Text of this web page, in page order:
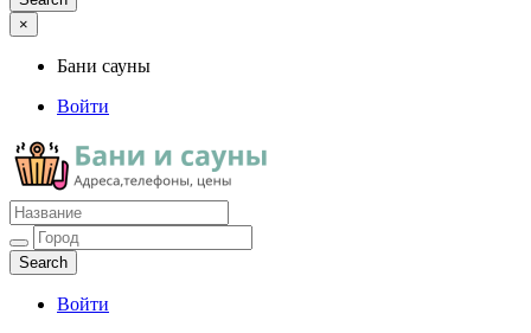
×
Бани сауны
Войти
Бани сауны
Адреса и телефоны
Войти